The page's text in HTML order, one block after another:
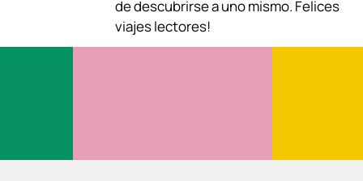
p
m
de descubrirse a uno mismo. Felices
viajes lectores!